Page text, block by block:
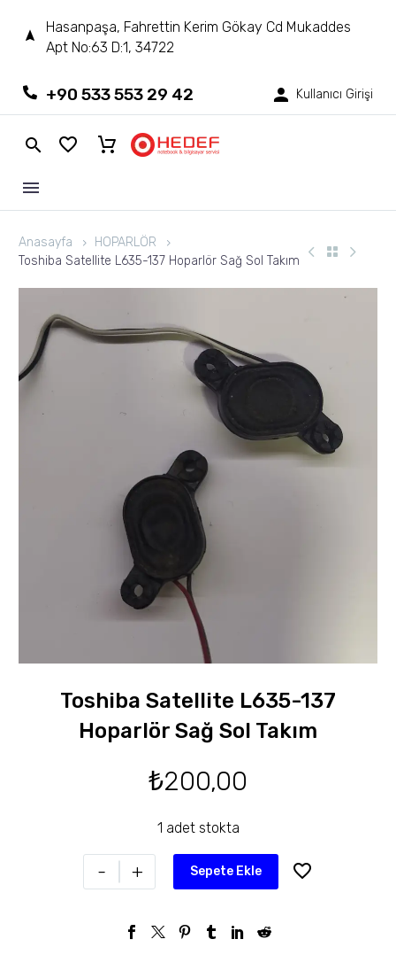
Hasanpaşa, Fahrettin Kerim Gökay Cd Mukaddes
Apt No:63 D:1, 34722
+90 533 553 29 42 Kullanıcı Girişi
Anasayfa
HOPARLÖR
Toshiba Satellite L635-137 Hoparlör Sağ Sol Takım
Toshiba Satellite L635-137
Hoparlör Sağ Sol Takım
₺200,00
1 adet stokta
- + Sepete Ekle